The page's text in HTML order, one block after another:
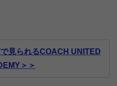
見られるCOACH UNITED
＞＞